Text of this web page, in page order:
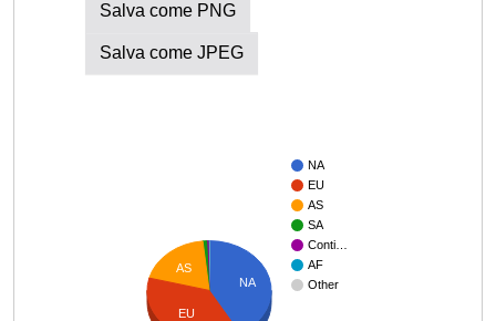
Salva come PNG
Salva come JPEG
NA
EU
AS
SA
Conti…
AF
Other
NA
AS
EU